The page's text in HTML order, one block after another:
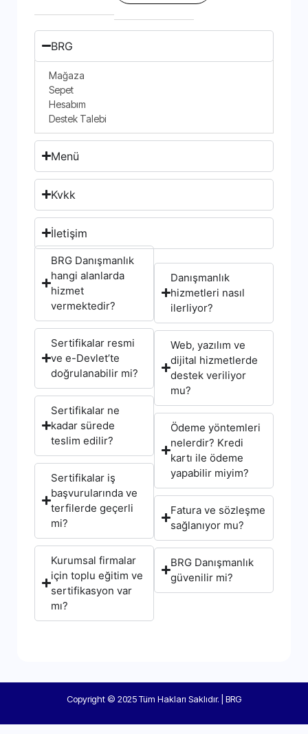
BRG
Mağaza
Sepet
Hesabım
Destek Talebi
Menü
Kvkk
İletişim
BRG Danışmanlık
hangi alanlarda
hizmet
vermektedir?
Sertifikalar resmi
ve e-Devlet’te
doğrulanabilir mi?
Sertifikalar ne
kadar sürede
teslim edilir?
Sertifikalar iş
başvurularında ve
terfilerde geçerli
mi?
Kurumsal firmalar
için toplu eğitim ve
sertifikasyon var
mı?
Danışmanlık
hizmetleri nasıl
ilerliyor?
Web, yazılım ve
dijital hizmetlerde
destek veriliyor
mu?
Ödeme yöntemleri
nelerdir? Kredi
kartı ile ödeme
yapabilir miyim?
Fatura ve sözleşme
sağlanıyor mu?
BRG Danışmanlık
güvenilir mi?
Copyright © 2025 Tüm Hakları Saklıdır. | BRG